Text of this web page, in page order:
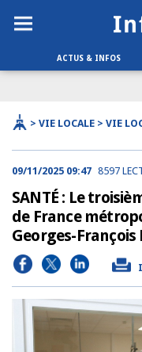
ACTUS & INFOS
> VIE LOCALE > VIE
09/11/2025 09:47 8597
SANTÉ : Le
de France
Georges-François